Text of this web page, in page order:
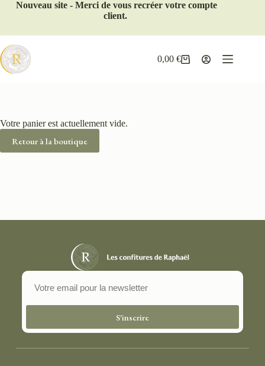
Nouveau site - Merci de vous recréer votre compte
client.
0,00€
Votre panier est actuellement vide.
Retour à la boutique
S'inscrire